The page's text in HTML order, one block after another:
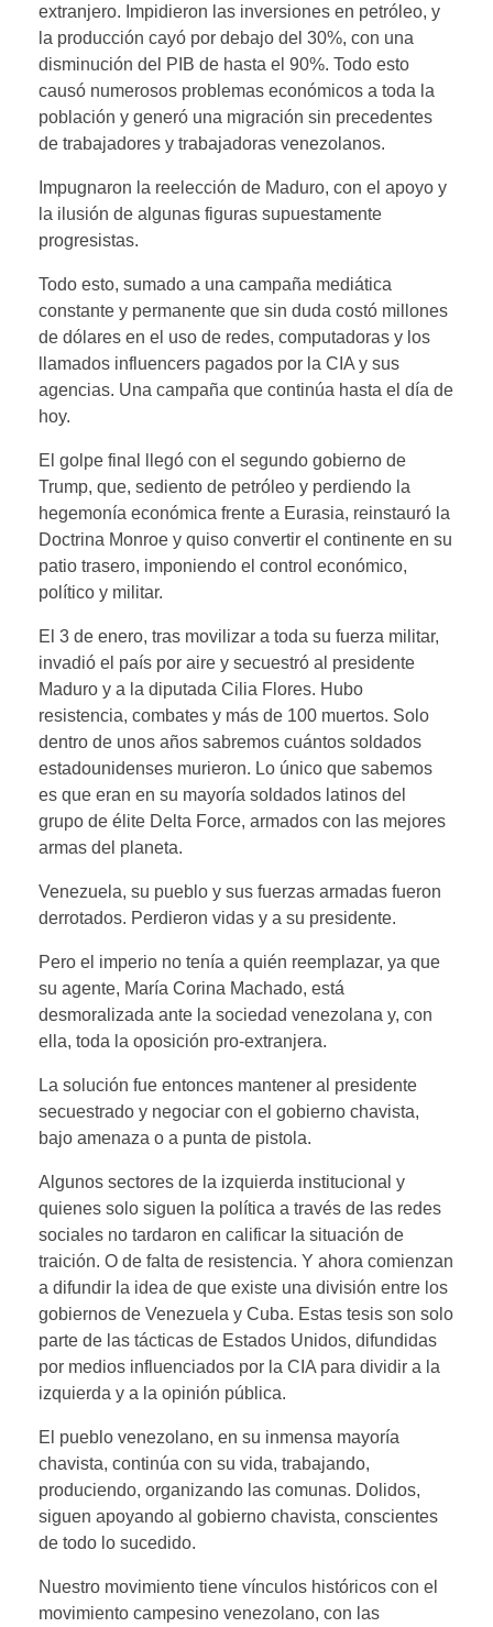
extranjero. Impidieron las inversiones en petróleo, y
la producción cayó por debajo del 30%, con una
disminución del PIB de hasta el 90%. Todo esto
causó numerosos problemas económicos a toda la
población y generó una migración sin precedentes
de trabajadores y trabajadoras venezolanos.
Impugnaron la reelección de Maduro, con el apoyo y
la ilusión de algunas figuras supuestamente
progresistas.
Todo esto, sumado a una campaña mediática
constante y permanente que sin duda costó millones
de dólares en el uso de redes, computadoras y los
llamados influencers pagados por la CIA y sus
agencias. Una campaña que continúa hasta el día de
hoy.
El golpe final llegó con el segundo gobierno de
Trump, que, sediento de petróleo y perdiendo la
hegemonía económica frente a Eurasia, reinstauró la
Doctrina Monroe y quiso convertir el continente en su
patio trasero, imponiendo el control económico,
político y militar.
El 3 de enero, tras movilizar a toda su fuerza militar,
invadió el país por aire y secuestró al presidente
Maduro y a la diputada Cilia Flores. Hubo
resistencia, combates y más de 100 muertos. Solo
dentro de unos años sabremos cuántos soldados
estadounidenses murieron. Lo único que sabemos
es que eran en su mayoría soldados latinos del
grupo de élite Delta Force, armados con las mejores
armas del planeta.
Venezuela, su pueblo y sus fuerzas armadas fueron
derrotados. Perdieron vidas y a su presidente.
Pero el imperio no tenía a quién reemplazar, ya que
su agente, María Corina Machado, está
desmoralizada ante la sociedad venezolana y, con
ella, toda la oposición pro-extranjera.
La solución fue entonces mantener al presidente
secuestrado y negociar con el gobierno chavista,
bajo amenaza o a punta de pistola.
Algunos sectores de la izquierda institucional y
quienes solo siguen la política a través de las redes
sociales no tardaron en calificar la situación de
traición. O de falta de resistencia. Y ahora comienzan
a difundir la idea de que existe una división entre los
gobiernos de Venezuela y Cuba. Estas tesis son solo
parte de las tácticas de Estados Unidos, difundidas
por medios influenciados por la CIA para dividir a la
izquierda y a la opinión pública.
El pueblo venezolano, en su inmensa mayoría
chavista, continúa con su vida, trabajando,
produciendo, organizando las comunas. Dolidos,
siguen apoyando al gobierno chavista, conscientes
de todo lo sucedido.
Nuestro movimiento tiene vínculos históricos con el
movimiento campesino venezolano, con las